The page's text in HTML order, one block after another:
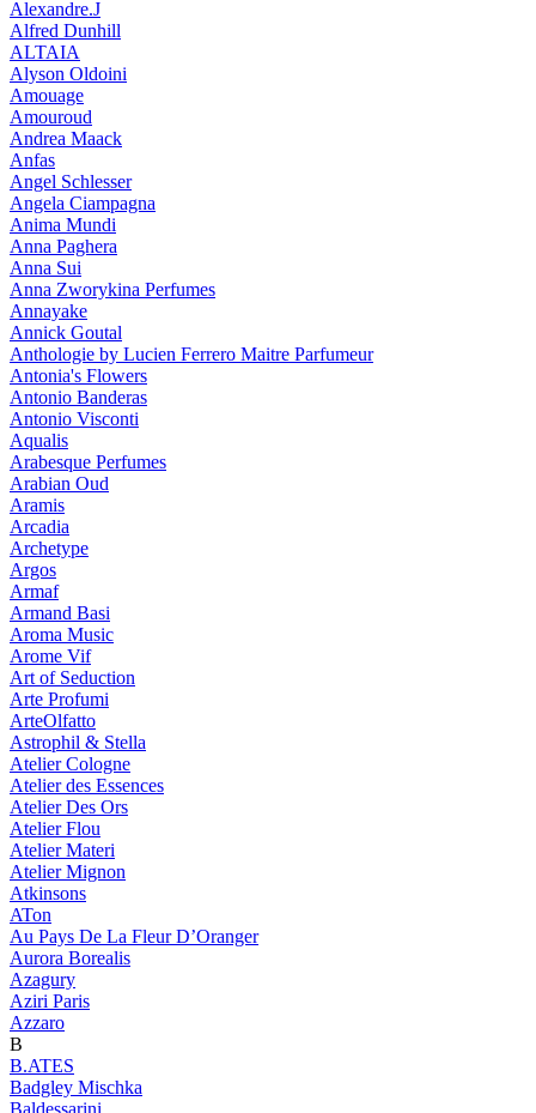
Alexandre.J
Alfred Dunhill
ALTAIA
Alyson Oldoini
Amouage
Amouroud
Andrea Maack
Anfas
Angel Schlesser
Angela Ciampagna
Anima Mundi
Anna Paghera
Anna Sui
Anna Zworykina Perfumes
Annayake
Annick Goutal
Anthologie by Lucien Ferrero Maitre Parfumeur
Antonia's Flowers
Antonio Banderas
Antonio Visconti
Aqualis
Arabesque Perfumes
Arabian Oud
Aramis
Arcadia
Archetype
Argos
Armaf
Armand Basi
Aroma Music
Arome Vif
Art of Seduction
Arte Profumi
ArteOlfatto
Astrophil & Stella
Atelier Cologne
Atelier des Essences
Atelier Des Ors
Atelier Flou
Atelier Materi
Atelier Mignon
Atkinsons
ATon
Au Pays De La Fleur D’Oranger
Aurora Borealis
Azagury
Aziri Paris
Azzaro
B
B.ATES
Badgley Mischka
Baldessarini